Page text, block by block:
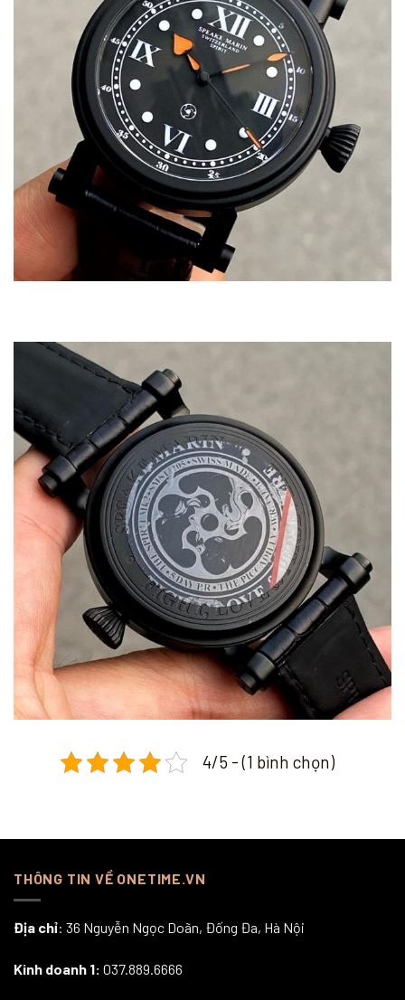
4/5 - (1 bình chọn)
THÔNG TIN VỀ ONETIME.VN
Địa chỉ: 36 Nguyễn Ngọc Doãn, Đống Đa, Hà Nội
Kinh doanh 1: 037.889.6666